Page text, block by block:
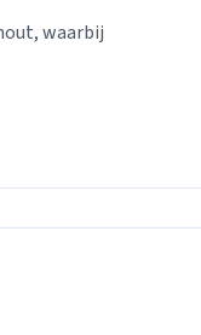
waarbij